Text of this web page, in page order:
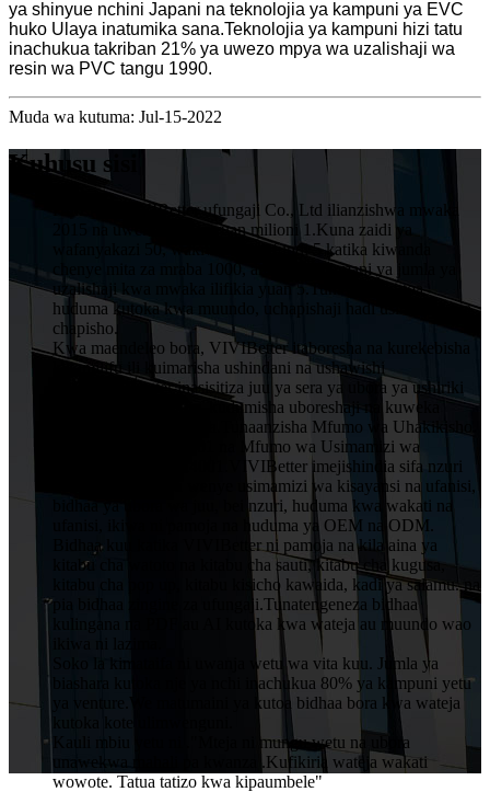
ya shinyue nchini Japani na teknolojia ya kampuni ya EVC
huko Ulaya inatumika sana.Teknolojia ya kampuni hizi tatu
inachukua takriban 21% ya uwezo mpya wa uzalishaji wa
resin wa PVC tangu 1990.
Muda wa kutuma: Jul-15-2022
Kuhusu sisi
HuiZhou VIVIBetter ufungaji Co., Ltd ilianzishwa mwaka
2015 na uwekezaji wa yuan milioni 1.Kuna zaidi ya
wafanyakazi 50, wakiwemo mafundi 5 katika kiwanda
chenye mita za mraba 1000, ambacho thamani ya jumla ya
uzalishaji kwa mwaka ilifikia yuan 5.Tunaweza kutoa
huduma kutoka kwa muundo, uchapishaji hadi usindikaji wa
chapisho.
Kwa maendeleo bora, VIVIBetter itaboresha na kurekebisha
kikamilifu ili kuimarisha ushindani na ushawishi
wake.VIVIBetter inasisitiza juu ya sera ya ubora ya ushiriki
wa wafanyikazi wote, kudumisha uboreshaji na kuweka
kujitolea kwa kila mteja.Tunaanzisha Mfumo wa Uhakikisho
wa Ubora wa ISO9001 na Mfumo wa Usimamizi wa
Mazingira wa ISO14001.VIVIBetter imejishindia sifa nzuri
kutoka kwa wateja wenye usimamizi wa kisayansi na ufanisi,
bidhaa ya ubora wa juu, bei nzuri, huduma kwa wakati na
ufanisi, ikiwa ni pamoja na huduma ya OEM na ODM.
Bidhaa kuu katika VIVIBetter ni pamoja na kila aina ya
kitabu cha watoto na kitabu cha sauti, kitabu cha kugusa,
kitabu cha pop up, kitabu kisicho kawaida, kadi ya salamu. na
pia bidhaa zingine za ufungaji.Tunatengeneza bidhaa
kulingana na PDF au AI kutoka kwa wateja au muundo wao
Soko la kimataifa ni uwanja wetu wa vita kuu. Jumla ya
biashara kutoka nje ya nchi inachukua 80% ya kampuni yetu
ya venture.We matumaini ya kutoa bidhaa bora kwa wateja
Kauli mbiu yetu ni ."Mteja ni mungu wetu na ubora
unawekwa mahali pa kwanza .Kufikiria wateja wakati
wowote. Tatua tatizo kwa kipaumbele"